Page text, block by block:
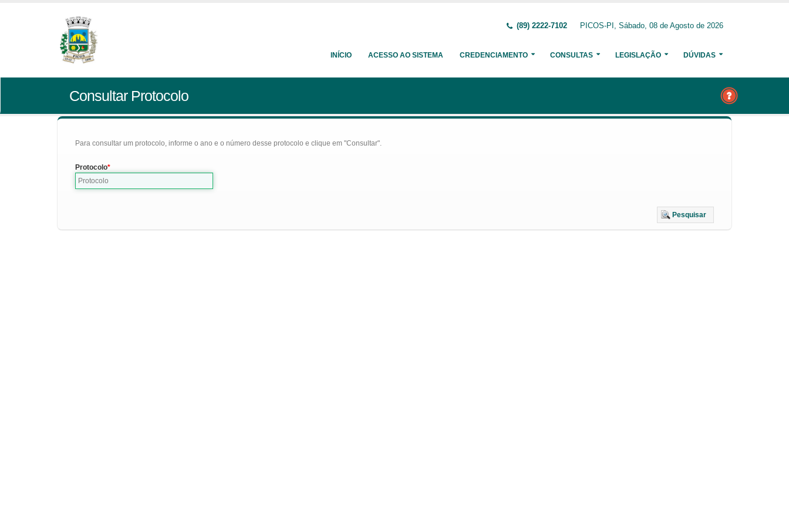
(89) 2222-7102 PICOS-PI, Sábado, 08 de Agosto de 2026
INÍCIO ACESSO AO SISTEMA CREDENCIAMENTO CONSULTAS LEGISLAÇÃO DÚVIDAS
Consultar Protocolo
Para consultar um protocolo, informe o ano e o número desse protocolo e clique em "Consultar".
Protocolo
Pesquisar